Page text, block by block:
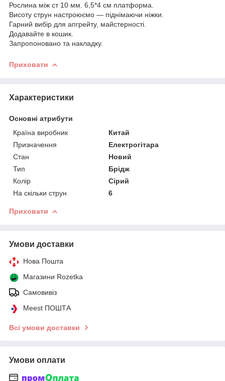
Рослина між ст 10 мм. 6,5*4 см платформа.
Висоту струн настроюємо — піднімаючи ніжки.
Гарний вибір для апгрейту, майстерності.
Додавайте в кошик.
Запропоновано та накладку.
Приховати
Характеристики
Основні атрибути
Країна виробник
Китай
Призначення
Електрогітара
Стан
Новий
Тип
Брідж
Колір
Сірий
На скільки струн
6
Приховати
Умови доставки
Нова Пошта
Магазини Rozetka
Самовивіз
Meest ПОШТА
Всі умови доставки
Умови оплати